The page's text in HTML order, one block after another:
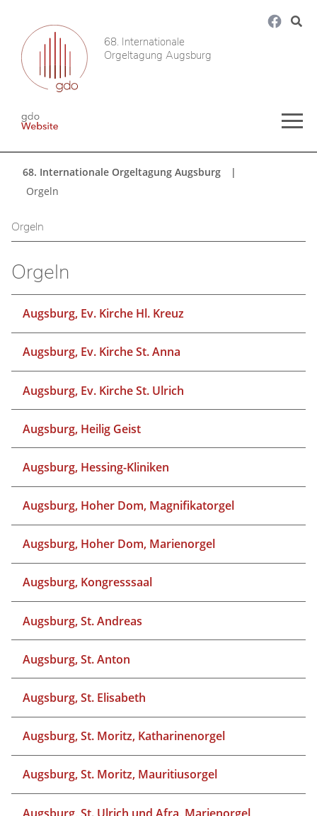
68. Internationale
Orgeltagung Augsburg
68. Internationale Orgeltagung Augsburg
Orgeln
Orgeln
Orgeln
Augsburg, Ev. Kirche Hl. Kreuz
Augsburg, Ev. Kirche St. Anna
Augsburg, Ev. Kirche St. Ulrich
Augsburg, Heilig Geist
Augsburg, Hessing-Kliniken
Augsburg, Hoher Dom, Magnifikatorgel
Augsburg, Hoher Dom, Marienorgel
Augsburg, Kongresssaal
Augsburg, St. Andreas
Augsburg, St. Anton
Augsburg, St. Elisabeth
Augsburg, St. Moritz, Katharinenorgel
Augsburg, St. Moritz, Mauritiusorgel
Augsburg, St. Ulrich und Afra, Marienorgel